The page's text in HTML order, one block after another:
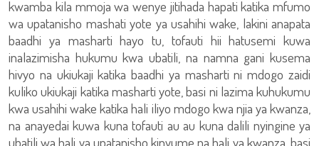
kwamba kila mmoja wa wenye jitihada hapati katika mfumo
wa upatanisho mashati yote ya usahihi wake, lakini anapata
baadhi ya masharti hayo tu, tofauti hii hatusemi kuwa
inalazimisha hukumu kwa ubatili, na namna gani kusema
hivyo na ukiukaji katika baadhi ya masharti ni mdogo zaidi
kuliko ukiukaji katika masharti yote, basi ni lazima kuhukumu
kwa usahihi wake katika hali iliyo mdogo kwa njia ya kwanza,
na anayedai kuwa kuna tofauti au au kuna dalili nyingine ya
ubatili wa hali ya upatanisho kinyume na hali ya kwanza, basi